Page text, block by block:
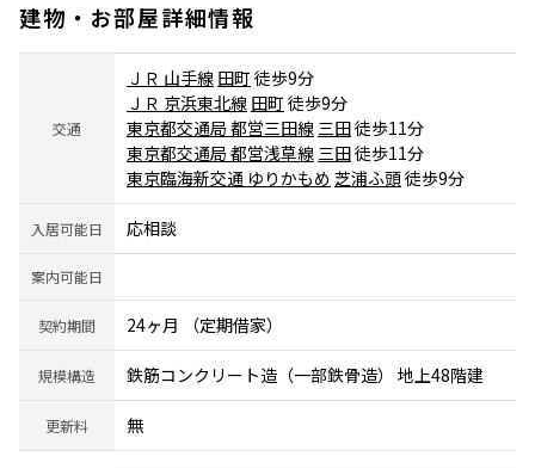
建物・お部屋詳細情報
交通
ＪＲ 山手線 田町 徒歩9分
ＪＲ 京浜東北線 田町 徒歩9分
東京都交通局 都営三田線三田徒歩11分
東京都交通局 都営浅草線三田徒歩11分
東京臨海新交通 ゆりかもめ 芝浦ふ頭徒歩9分
入居可能日 応相談
案内可能日
契約期間 24ヶ月 （定期借家）
規模構造 鉄筋コンクリート造（一部鉄骨造） 地上48階建
更新料 無